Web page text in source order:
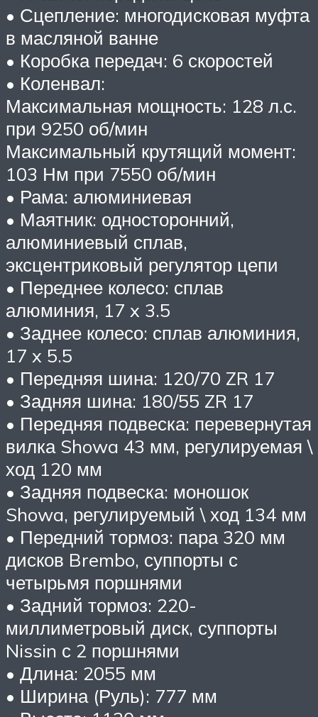
• Сцепление: многодисковая муфта
в масляной ванне
• Коробка передач: 6 скоростей
• Коленвал:
Максимальная мощность: 128 л.с.
при 9250 об/мин
Максимальный крутящий момент:
103 Нм при 7550 об/мин
• Рама: алюминиевая
• Маятник: односторонний,
алюминиевый сплав,
эксцентриковый регулятор цепи
• Переднее колесо: сплав
алюминия, 17 x 3.5
• Заднее колесо: сплав алюминия,
17 x 5.5
• Передняя шина: 120/70 ZR 17
• Задняя шина: 180/55 ZR 17
• Передняя подвеска: перевернутая
вилка Showa 43 мм, регулируемая \
ход 120 мм
• Задняя подвеска: моношок
Showa, регулируемый \ ход 134 мм
• Передний тормоз: пара 320 мм
дисков Brembo, суппорты с
четырьмя поршнями
• Задний тормоз: 220-
миллиметровый диск, суппорты
Nissin с 2 поршнями
• Длина: 2055 мм
• Ширина (Руль): 777 мм